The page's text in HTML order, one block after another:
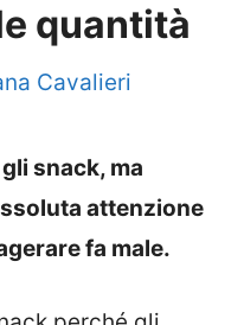
quantità
Cavalieri
snack, ma
attenzione
fa male.